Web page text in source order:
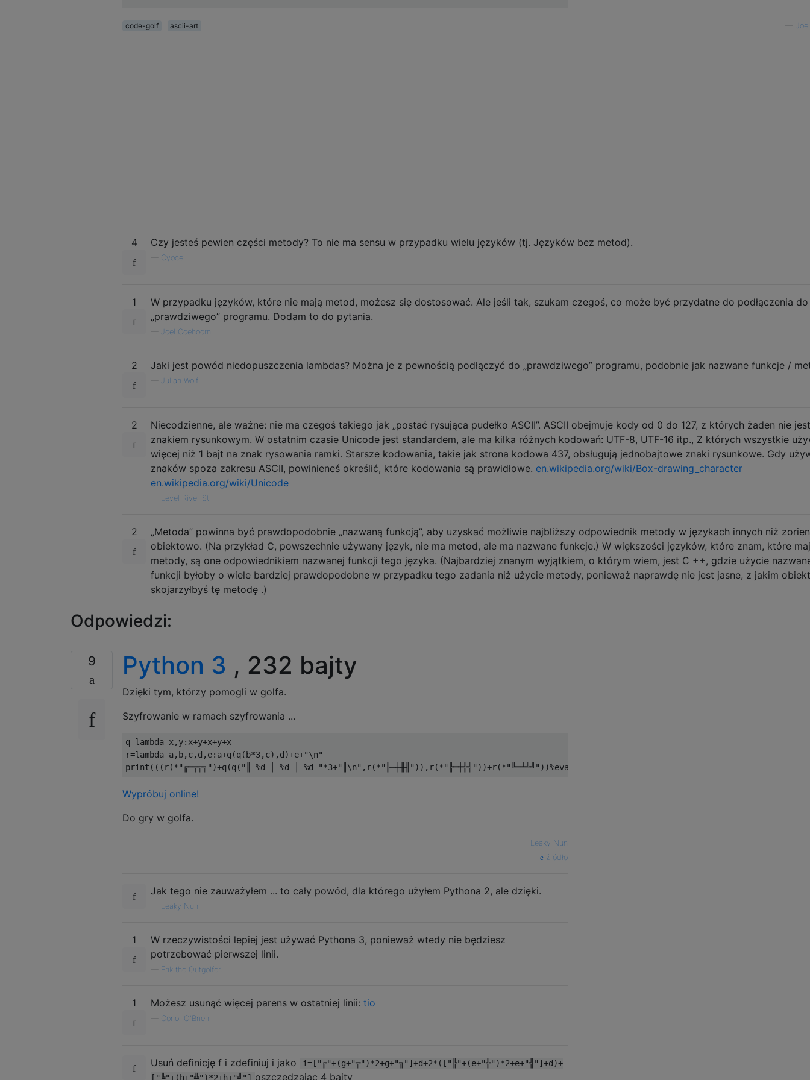
code-golf ascii-art
4 Czy jesteś pewien części metody? To nie ma sensu w przypadku wielu języków (tj. Języków bez metod).
Cyoce
1
W przypadku języków, które nie mają metod, możesz się dostosować. Ale jeśli tak, szukam czegoś, co może być przydatne do podłączenia do
„prawdziwego” programu. Dodam to do pytania.
Joel Coehoorn
2 Jaki jest powód niedopuszczenia lambdas? Można je z pewnością podłączyć do „prawdziwego” programu, podobnie jak nazwane funkcje /
Julian Wolf
2
Niecodzienne, ale ważne: nie ma czegoś takiego jak „postać rysująca pudełko ASCII”. ASCII obejmuje kody od 0 do 127, z których żaden nie jest
znakiem rysunkowym. W ostatnim czasie Unicode jest standardem, ale ma kilka różnych kodowań: UTF-8, UTF-16 itp., Z których wszystkie
więcej niż 1 bajt na znak rysowania ramki. Starsze kodowania, takie jak strona kodowa 437, obsługują jednobajtowe znaki rysunkowe. Gdy
znaków spoza zakresu ASCII, powinieneś określić, które kodowania są prawidłowe. en.wikipedia.org/wiki/Box-drawing_character
en.wikipedia.org/wiki/Unicode
Level River St
2
„Metoda” powinna być prawdopodobnie „nazwaną funkcją”, aby uzyskać możliwie najbliższy odpowiednik metody w językach innych niż
obiektowo. (Na przykład C, powszechnie używany język, nie ma metod, ale ma nazwane funkcje.) W większości języków, które znam, które
metody, są one odpowiednikiem nazwanej funkcji tego języka. (Najbardziej znanym wyjątkiem, o którym wiem, jest C ++, gdzie użycie
funkcji byłoby o wiele bardziej prawdopodobne w przypadku tego zadania niż użycie metody, ponieważ naprawdę nie jest jasne, z jakim
skojarzyłbyś tę metodę .)
Odpowiedzi:
9 Python 3 , 232 bajty
Dzięki tym, którzy pomogli w golfa.
Szyfrowanie w ramach szyfrowania ...
q=lambda x, y: x+y+x+y+x
r=lambda a, b, c , d , e: a+q (q (b*3, c), d)+e+"\n"
print ((( r(*"╔═╤╦╗" )+q (q ( "║ %d │ %d │ %d "*3+"║\n" , r(*"╟─┼╫╢" )), r(*"╠═╪╬╣" ))+r(*"╚═╧╩╝" ))%eval
Wypróbuj online!
Do gry w golfa.
Leaky Nun
źródło
Jak tego nie zauważyłem ... to cały powód, dla którego użyłem Pythona 2, ale dzięki.
Leaky Nun
1
W rzeczywistości lepiej jest używać Pythona 3, ponieważ wtedy nie będziesz
potrzebować pierwszej linii.
Erik the Outgolfer,
1 Możesz usunąć więcej parens w ostatniej linii: tio
Conor O'Brien
Usuń definicję f i zdefiniuj i jako
i=["╔"+(g+"╦")*2+g+"╗"]+d+2*(["╠"+(e+"╬")*2+e+"╣"]+d)+
["╚"+(h+"╩")*2+h+"╝"] oszczędzając 4 bajty